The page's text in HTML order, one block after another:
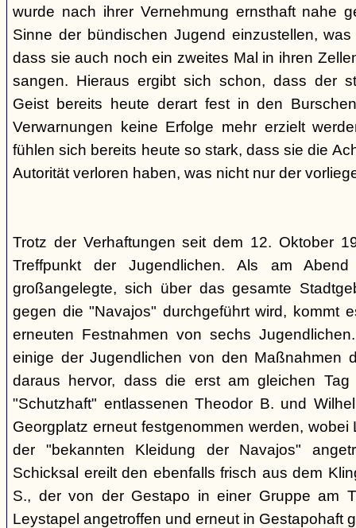
wurde nach ihrer Vernehmung ernsthaft nahe
Sinne der bündischen Jugend einzustellen,
dass sie auch noch ein zweites Mal in ihren
sangen. Hieraus ergibt sich schon, dass der
Geist bereits heute derart fest in den
Verwarnungen keine Erfolge mehr erzielt
fühlen sich bereits heute so stark, dass sie die
Autorität verloren haben, was nicht nur der
Trotz der Verhaftungen seit dem 12. Oktober
Treffpunkt der Jugendlichen. Als am
großangelegte, sich über das gesamte
gegen die "Navajos" durchgeführt wird, kommt
erneuten Festnahmen von sechs
einige der Jugendlichen von den Maßnahmen
daraus hervor, dass die erst am gleichen Tag
"Schutzhaft" entlassenen Theodor B. und
Georgplatz erneut festgenommen werden, wobei
der "bekannten Kleidung der Navajos"
Schicksal ereilt den ebenfalls frisch aus dem
S., der von der Gestapo in einer Gruppe am
Leystapel angetroffen und erneut in Gestapohaft